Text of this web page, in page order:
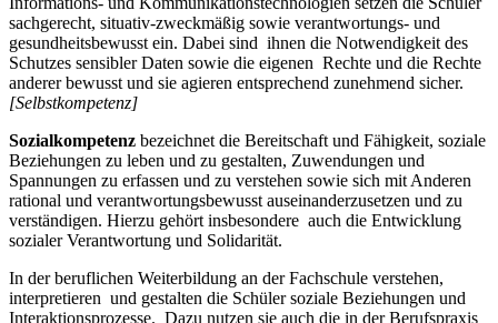
sachgerecht, situativ-zweckmäßig sowie verantwortungs- und
gesundheitsbewusst ein. Dabei sind ihnen die Notwendigkeit des
Schutzes sensibler Daten sowie die eigenen Rechte und die Rechte
anderer bewusst und sie agieren entsprechend zunehmend sicher.
[Selbstkompetenz]
Sozialkompetenz bezeichnet die Bereitschaft und Fähigkeit, soziale
Beziehungen zu leben und zu gestalten, Zuwendungen und
Spannungen zu erfassen und zu verstehen sowie sich mit Anderen
rational und verantwortungsbewusst auseinanderzusetzen und zu
verständigen. Hierzu gehört insbesondere auch die Entwicklung
sozialer Verantwortung und Solidarität.
In der beruflichen Weiterbildung an der Fachschule verstehen,
interpretieren und gestalten die Schüler soziale Beziehungen und
Interaktionsprozesse. Dazu nutzen sie auch die in der Berufspraxis